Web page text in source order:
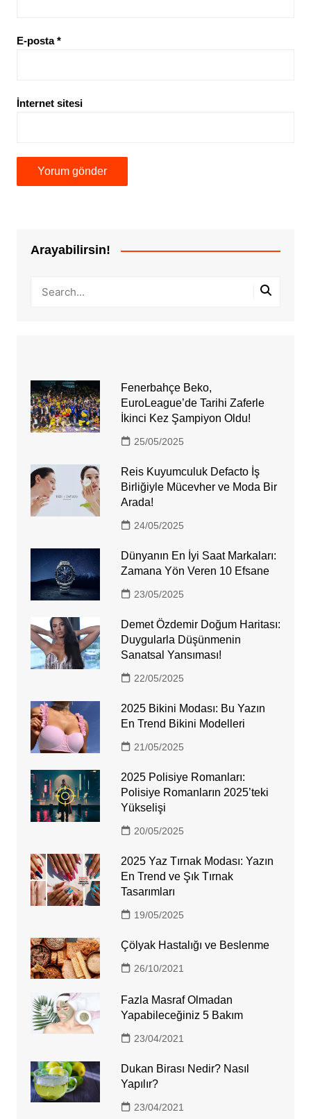
E-posta*
İnternet sitesi
Arayabilirsin!
Fenerbahçe Beko,
EuroLeague’de Tarihi Zaferle
İkinci Kez Şampiyon Oldu!
25/05/2025
Reis Kuyumculuk Defacto İş
Birliğiyle Mücevher ve Moda Bir
Arada!
24/05/2025
Dünyanın En İyi Saat Markaları:
Zamana Yön Veren 10 Efsane
23/05/2025
Demet Özdemir Doğum Haritası:
Duygularla Düşünmenin
Sanatsal Yansıması!
22/05/2025
2025 Bikini Modası: Bu Yazın
En Trend Bikini Modelleri
21/05/2025
2025 Polisiye Romanları:
Polisiye Romanların 2025’teki
Yükselişi
20/05/2025
2025 Yaz Tırnak Modası: Yazın
En Trend ve Şık Tırnak
Tasarımları
19/05/2025
Çölyak Hastalığı ve Beslenme
26/10/2021
Fazla Masraf Olmadan
Yapabileceğiniz 5 Bakım
23/04/2021
Dukan Birası Nedir? Nasıl
Yapılır?
23/04/2021